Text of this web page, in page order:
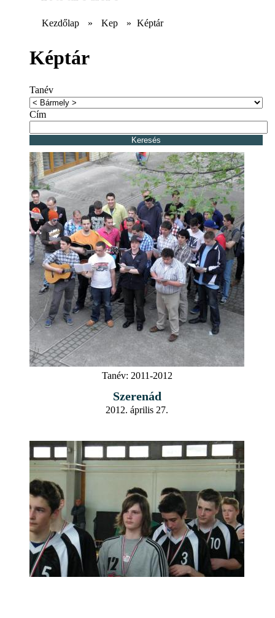
Kezdőlap » Kep » Képtár
Képtár
Tanév
Cím
Tanév: 2011-2012
Szerenád
2012. április 27.